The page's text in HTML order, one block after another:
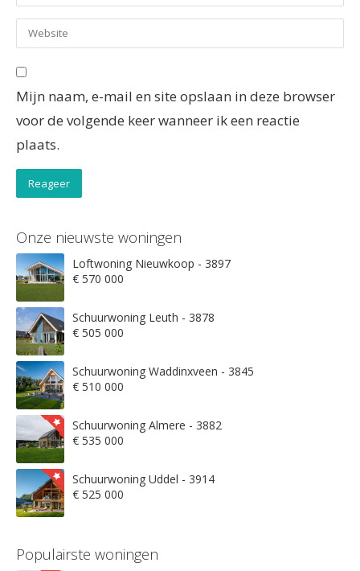
Mijn naam, e-mail en site opslaan in deze browser
voor de volgende keer wanneer ik een reactie
plaats.
Onze nieuwste woningen
Loftwoning Nieuwkoop - 3897
€ 570 000
Schuurwoning Leuth - 3878
€ 505 000
Schuurwoning Waddinxveen - 3845
€ 510 000
Schuurwoning Almere - 3882
€ 535 000
Schuurwoning Uddel - 3914
€ 525 000
Populairste woningen